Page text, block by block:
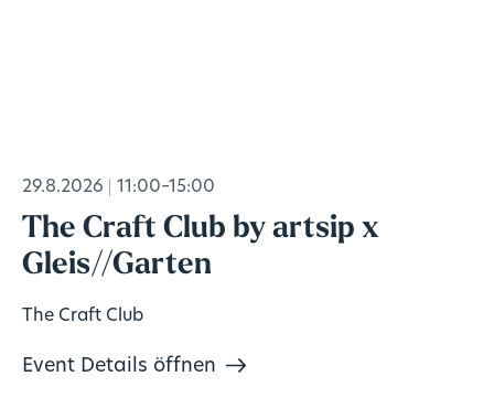
29.8.2026 11:00–15:00
The Craft Club by artsip x
Gleis//Garten
The Craft Club
Event Details öffnen